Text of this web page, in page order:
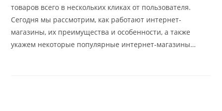
товаров всего в нескольких кликах от пользователя.
Сегодня мы рассмотрим, как работают интернет-
магазины, их преимущества и особенности, а также
укажем некоторые популярные интернет-магазины…